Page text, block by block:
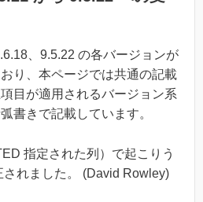
、9.5.22 の各バージョンが
り、本ページでは共通の記載
目が適用されるバージョン系
書きで記載しています。
指定された列）で起こりう
されました。 (David Rowley)